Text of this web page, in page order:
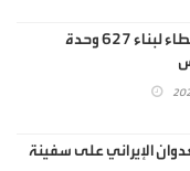
الاحتلال الإسرائيلي يطرح عطاء لبناء 627 وحدة
الإيراني على سفينة